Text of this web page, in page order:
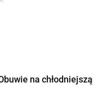
na chłodniejszą